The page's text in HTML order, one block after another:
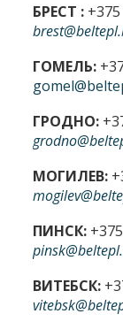
БРЕСТ :
ГОМЕЛЬ:
ГРОДНО:
МОГИЛЕВ:
ПИНСК:
ВИТЕБСК: